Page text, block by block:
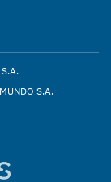
S.A.